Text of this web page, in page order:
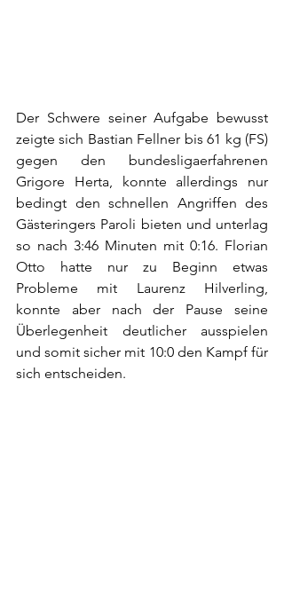
Der Schwere seiner Aufgabe bewusst
zeigte sich Bastian Fellner bis 61 kg (FS)
gegen den bundesligaerfahrenen
Grigore Herta, konnte allerdings nur
bedingt den schnellen Angriffen des
Gästeringers Paroli bieten und unterlag
so nach 3:46 Minuten mit 0:16. Florian
Otto hatte nur zu Beginn etwas
Probleme mit Laurenz Hilverling,
konnte aber nach der Pause seine
Überlegenheit deutlicher ausspielen
und somit sicher mit 10:0 den Kampf für
sich entscheiden.